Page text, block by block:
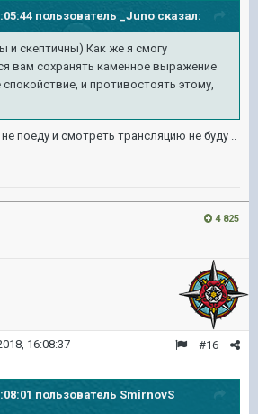
пользователь _Juno сказал:
и скептичны) Как же я смогу
вам сохранять каменное выражение
спокойствие, и противостоять этому,
поеду и смотреть трансляцию не буду ..
4 825
#16
16:08:37
пользователь SmirnovS